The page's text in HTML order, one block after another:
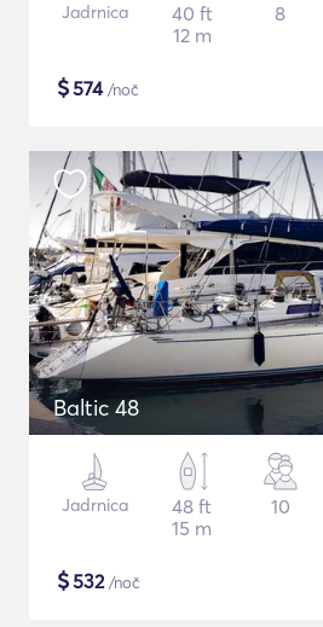
Jadrnica
40 ft
12 m
8
$574/noč
Baltic 48
Jadrnica
48 ft
15 m
10
$532/noč